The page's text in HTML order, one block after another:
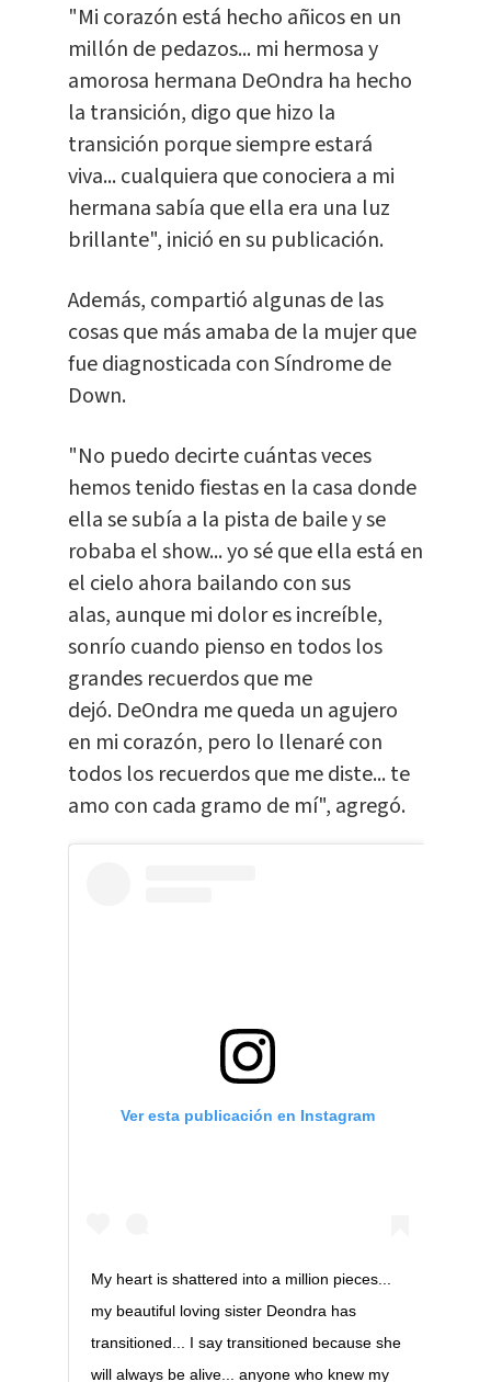
"Mi corazón está hecho añicos en un
millón de pedazos... mi hermosa y
amorosa hermana DeOndra ha hecho
la transición, digo que hizo la
transición porque siempre estará
viva... cualquiera que conociera a mi
hermana sabía que ella era una luz
brillante", inició en su publicación.
Además, compartió algunas de las
cosas que más amaba de la mujer que
fue diagnosticada con Síndrome de
Down.
"No puedo decirte cuántas veces
hemos tenido fiestas en la casa donde
ella se subía a la pista de baile y se
robaba el show... yo sé que ella está en
el cielo ahora bailando con sus
alas, aunque mi dolor es increíble,
sonrío cuando pienso en todos los
grandes recuerdos que me
dejó. DeOndra me queda un agujero
en mi corazón, pero lo llenaré con
todos los recuerdos que me diste... te
amo con cada gramo de mí", agregó.
Ver esta publicación en Instagram
My heart is shattered into a million pieces...
my beautiful loving sister Deondra has
transitioned... I say transitioned because she
will always be alive... anyone who knew my